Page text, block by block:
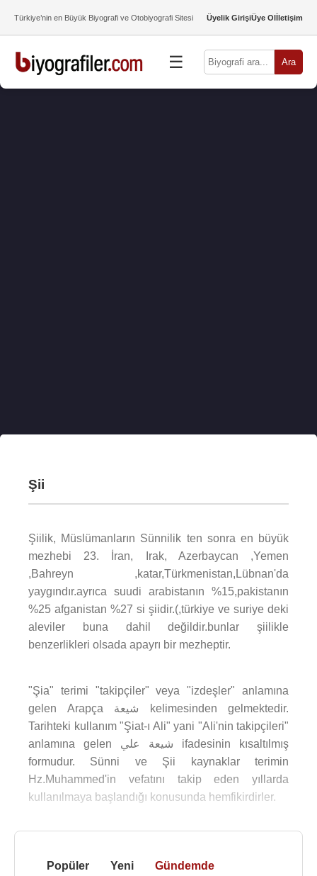
Türkiye’nin en Büyük Biyografi ve Otobiyografi Sitesi Üyelik GirişiÜye Olİletişim
☰ Ara
Şii
Şiilik, Müslümanların Sünnilik ten sonra en büyük
mezhebi 23. İran, Irak, Azerbaycan ,Yemen
,Bahreyn ,katar,Türkmenistan,Lübnan'da
yaygındır.ayrıca suudi arabistanın %15,pakistanın
%25 afganistan %27 si şiidir.(,türkiye ve suriye deki
aleviler buna dahil değildir.bunlar şiilikle
benzerlikleri olsada apayrı bir mezheptir.
"Şia" terimi "takipçiler" veya "izdeşler" anlamına
gelen Arapça شيعة kelimesinden gelmektedir.
Tarihteki kullanım "Şiat-ı Ali" yani "Ali'nin takipçileri"
anlamına gelen شيعة علي ifadesinin kısaltılmış
formudur. Sünni ve Şii kaynaklar terimin
Hz.Muhammed'in vefatını takip eden yıllarda
kullanılmaya başlandığı konusunda hemfikirdirler.
Popüler Yeni Gündemde